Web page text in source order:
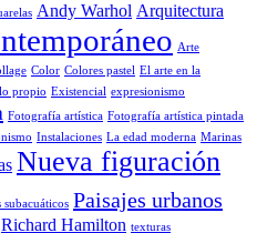
Andy Warhol Arquitectura
Arte
Color Colores pastel El arte en la
propio Existencial expresionismo
Fotografía artística Fotografía artística pintada
Instalaciones La edad moderna Marinas
Nueva figuración
subacuáticos Paisajes urbanos
Richard Hamilton texturas